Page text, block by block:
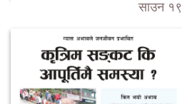
साउन १९